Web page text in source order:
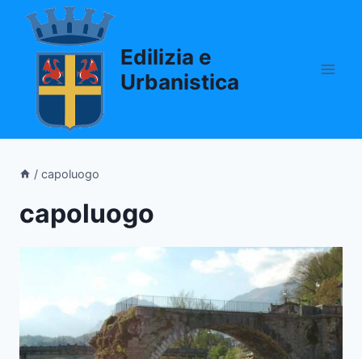
Salta
contenuto
Edilizia e
Urbanistica
/ capoluogo
capoluogo